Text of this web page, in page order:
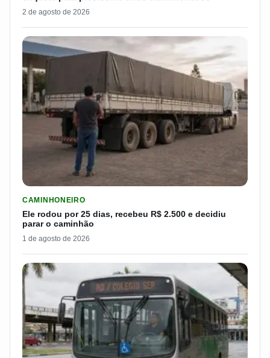
2 de agosto de 2026
CAMINHONEIRO
Ele rodou por 25 dias, recebeu R$ 2.500 e decidiu
parar o caminhão
1 de agosto de 2026